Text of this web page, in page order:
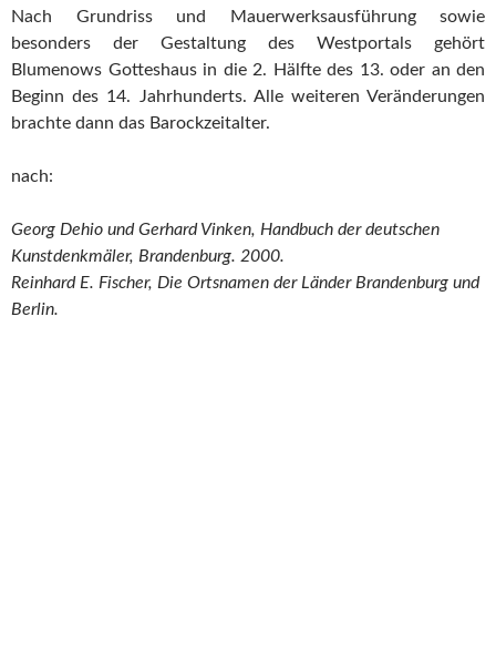
Nach Grundriss und Mauerwerksausführung sowie
besonders der Gestaltung des Westportals gehört
Blumenows Gotteshaus in die 2. Hälfte des 13. oder an den
Beginn des 14. Jahrhunderts. Alle weiteren Veränderungen
brachte dann das Barockzeitalter.
nach:
Georg Dehio und Gerhard Vinken, Handbuch der deutschen
Kunstdenkmäler, Brandenburg. 2000.
Reinhard E. Fischer, Die Ortsnamen der Länder Brandenburg und
Berlin.